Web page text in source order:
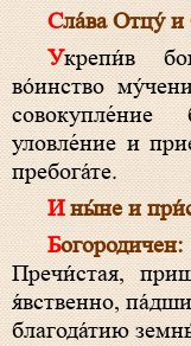
Сла́ва Отцу́
Укрепи́в богоглаго́ливым твои́м язы́ком
во́инство
совокупле́ние
уловле́ние и
пребога́те.
И ны́не и
Богородичен:
Пречи́стая,
я́вственно,
благода́тию